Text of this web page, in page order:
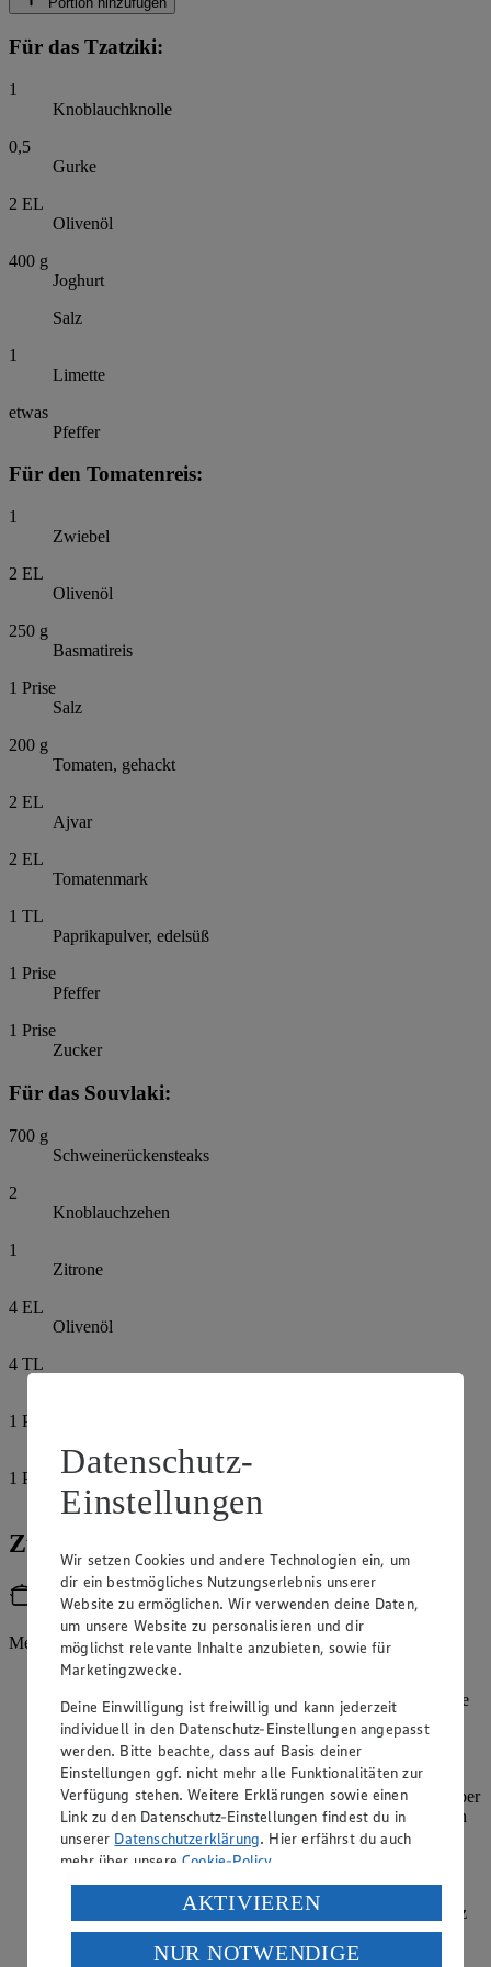
Für das Tzatziki:
1
Knoblauchknolle
0,5
Gurke
2 EL
Olivenöl
400 g
Joghurt
Salz
1
Limette
etwas
Pfeffer
Für den Tomatenreis:
1
Zwiebel
2 EL
Olivenöl
250 g
Basmatireis
1 Prise
Salz
200 g
Tomaten, gehackt
2 EL
Ajvar
2 EL
Tomatenmark
1 TL
Paprikapulver, edelsüß
1 Prise
Pfeffer
1 Prise
Zucker
Für das Souvlaki:
700 g
Schweinerückensteaks
2
Knoblauchzehen
1
Zitrone
4 EL
Olivenöl
4 TL
1 Prise
1 Prise
Salz
Zubereitung
Utensilien
Metallspieße
Schweinerücken in ca. 2,5 cm dicke Scheiben schneiden.
Jede Scheibe quer dritteln. Knoblauch pellen und durch eine
Knoblauchpresse pressen. Zitrone waschen, halbieren und
auspressen. Zitronensaft mit Olivenöl, Knoblauch und
Oregano verrühren. Mit Pfeffer würzen.
Fleisch in ein verschließbares Gefäß geben, Marinade darüber
verteilen, verschließen und für mindestens 3 Stunden ziehen
lassen.
fein würfeln. Olivenöl in einem großen Topf erhitzen,
Zwiebel für 2 Minuten anschwitzen. Reis zugeben und kurz
mit anschwitzen. 300 ml leicht gesalzenes Wasser zugeben,
aufkochen und für 5 Minuten köcheln lassen.
Datenschutz-
Einstellungen
Wir setzen Cookies und andere Technologien ein, um
dir ein bestmögliches Nutzungserlebnis unserer
Website zu ermöglichen. Wir verwenden deine Daten,
um unsere Website zu personalisieren und dir
möglichst relevante Inhalte anzubieten, sowie für
Marketingzwecke.
Deine Einwilligung ist freiwillig und kann jederzeit
individuell in den Datenschutz-Einstellungen angepasst
werden. Bitte beachte, dass auf Basis deiner
Einstellungen ggf. nicht mehr alle Funktionalitäten zur
Verfügung stehen. Weitere Erklärungen sowie einen
Link zu den Datenschutz-Einstellungen findest du in
unserer Datenschutzerklärung. Hier erfährst du auch
mehr über unsereCookie-Policy.
Verarbeitung deiner personenbezogenen Daten in den
USA durch Facebook und YouTube:
Wenn du auf „Aktivieren“ klickst, willigst du im Sinne
AKTIVIEREN
NUR NOTWENDIGE